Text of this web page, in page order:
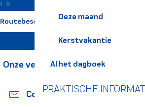
Deze maand
Kerstvakantie
Al het dagboek
PRAKTISCHE
Routebeschrijving ?
Onze verplichtingen
Contact